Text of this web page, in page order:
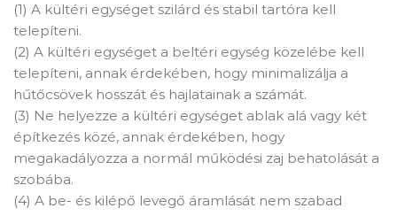
(1) A kültéri egységet szilárd és stabil tartóra kell
telepíteni.
(2) A kültéri egységet a beltéri egység közelébe kell
telepíteni, annak érdekében, hogy minimalizálja a
hűtőcsövek hosszát és hajlatainak a számát.
(3) Ne helyezze a kültéri egységet ablak alá vagy két
építkezés közé, annak érdekében, hogy
megakadályozza a normál működési zaj behatolását a
szobába.
(4) A be- és kilépő levegő áramlását nem szabad